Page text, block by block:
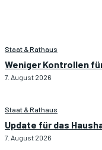
Staat & Rathaus
Weniger Kontrollen
7. August 2026
Staat & Rathaus
Update für das
7. August 2026